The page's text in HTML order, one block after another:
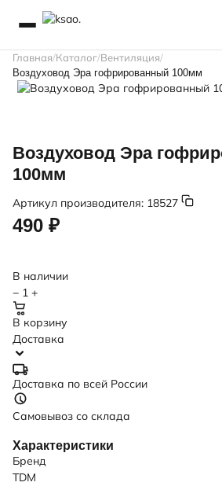
Главная Каталог Вентиляция
Воздуховод Эра гофрированный 100мм
Воздуховод Эра
100мм
Артикул производителя: 18527
490 ₽
В наличии
− 1 +
В корзину
Доставка
Доставка по всей России
Самовывоз со склада
Характеристики
Бренд
TDM